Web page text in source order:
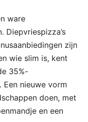
ware
Diepvriespizza’s
zijn
wie slim is, kent
35%-
nieuwe vorm
doen, met
en een